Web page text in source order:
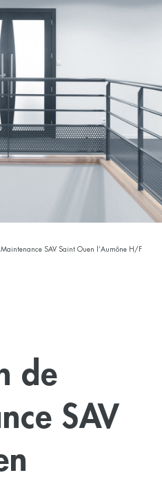
Maintenance SAV Saint Ouen l’Aumône H/F
de
SAV